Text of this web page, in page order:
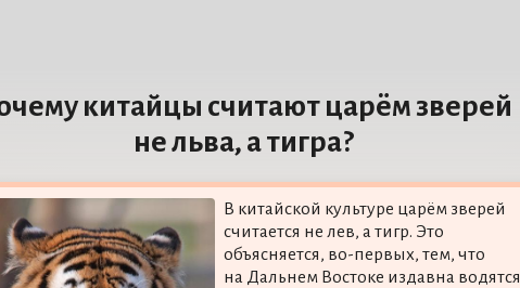
китайцы считают царём зверей
не льва, а тигра?
В китайской культуре царём зверей
считается не лев, а тигр. Это
объясняется, во-первых, тем, что
на Дальнем Востоке издавна водятся